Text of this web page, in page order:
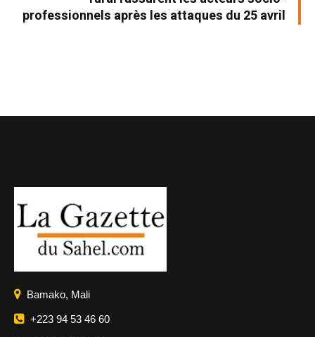
professionnels après les attaques du 25 avril
Bamako, Mali
+223 94 53 46 60